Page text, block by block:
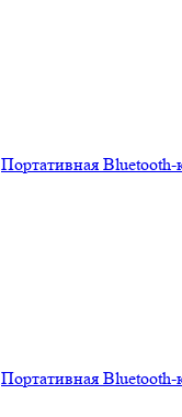
Портативная
Портативная Bluetooth-